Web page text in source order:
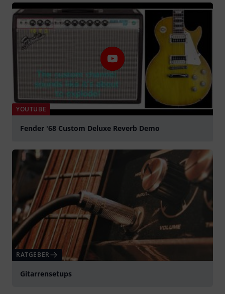
YOUTUBE
Fender '68 Custom Deluxe Reverb Demo
RATGEBER
Gitarrensetups